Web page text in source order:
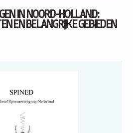
IN NOORD-HOLLAND:
EN BELANGRIJKE GEBIEDEN